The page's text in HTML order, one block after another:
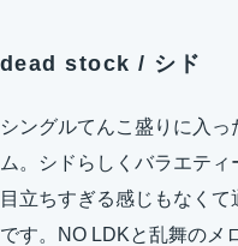
dead stock / シド
シングルてんこ盛りに入
ム。シドらしくバラエテ
目立ちすぎる感じもなく
です。NO LDKと乱舞のメ